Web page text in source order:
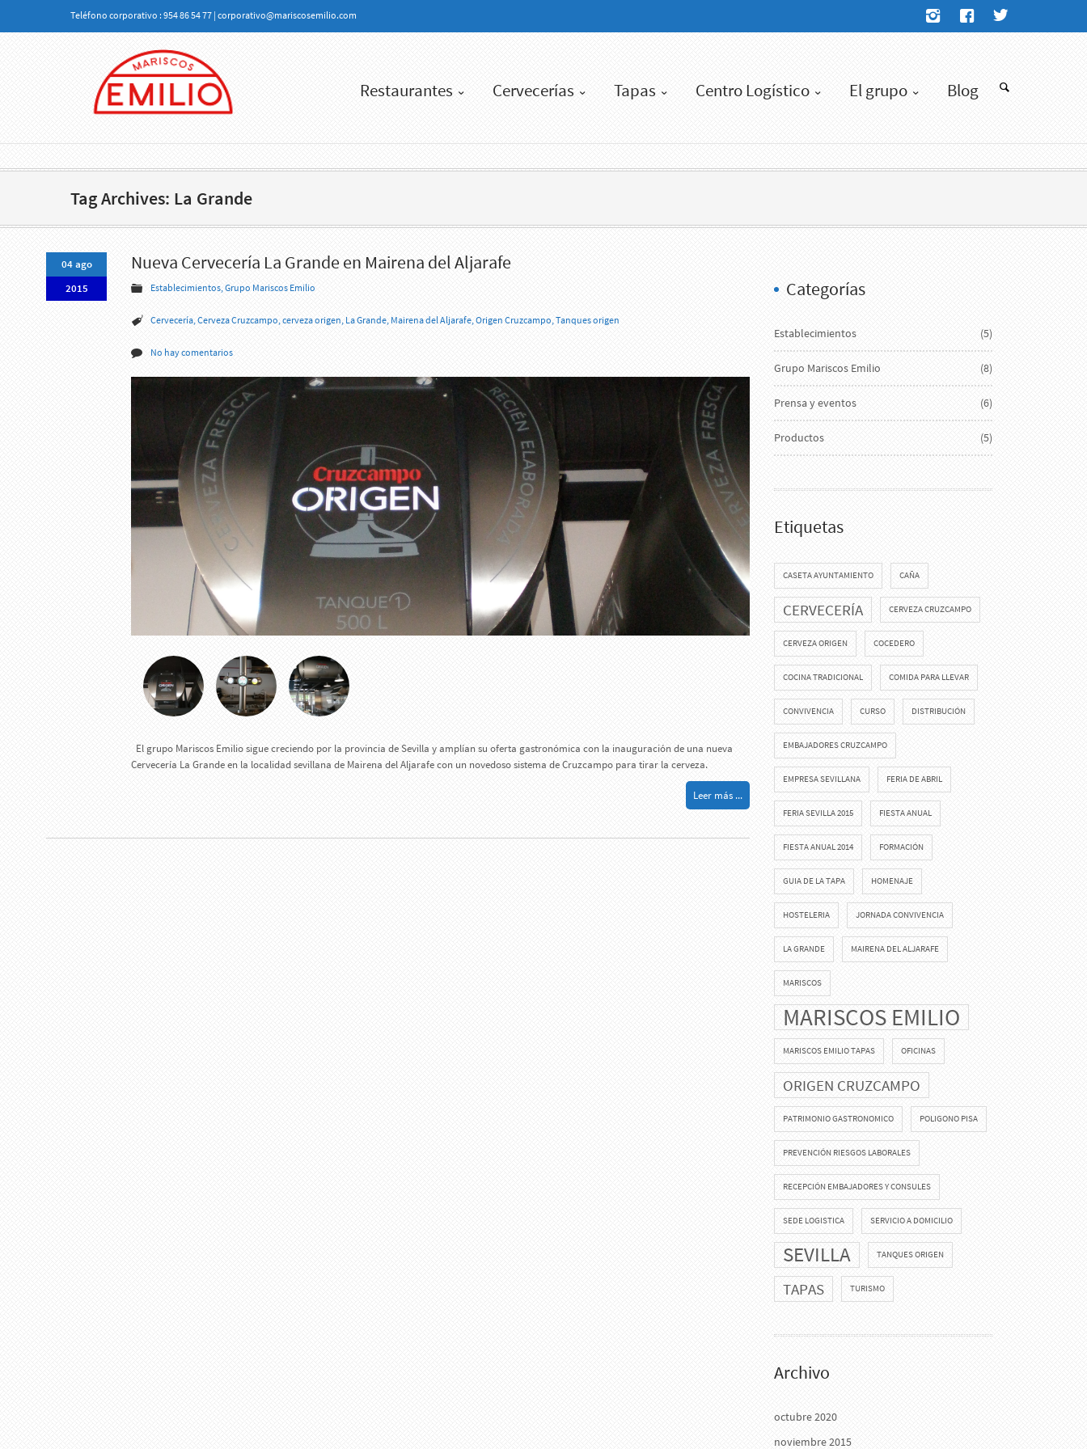
Teléfono corporativo : 954 86 54 77 | corporativo@mariscosemilio.com
Restaurantes Cervecerías Tapas Centro Logístico El grupo Blog
Tag Archives: La Grande
04 ago
2015
Nueva Cervecería La Grande en Mairena del Aljarafe
Establecimientos,Grupo Mariscos Emilio
Cervecería,Cerveza Cruzcampo,cerveza origen, La Grande, Mairena del Aljarafe,Origen Cruzcampo,Tanques origen
No hay comentarios
El grupo Mariscos Emilio sigue creciendo por la provincia de Sevilla y amplían su oferta gastronómica con la inauguración de una nueva
Cervecería La Grande en la localidad sevillana de Mairena del Aljarafe con un novedoso sistema de Cruzcampo para tirar la cerveza.
Leer más ...
Categorías
Establecimientos (5)
Grupo Mariscos Emilio (8)
Prensa y eventos (6)
Productos (5)
Etiquetas
CASETA AYUNTAMIENTO CAÑA
CERVECERÍA CERVEZA CRUZCAMPO
CERVEZA ORIGEN COCEDERO
COCINA TRADICIONAL COMIDA PARA LLEVAR
CONVIVENCIA CURSO DISTRIBUCIÓN
EMBAJADORES CRUZCAMPO
EMPRESA SEVILLANA FERIA DE ABRIL
FERIA SEVILLA 2015 FIESTA ANUAL
FIESTA ANUAL 2014 FORMACIÓN
GUIA DE LA TAPA HOMENAJE
HOSTELERIA JORNADA CONVIVENCIA
LA GRANDE MAIRENA DEL ALJARAFE
MARISCOS
MARISCOS EMILIO
MARISCOS EMILIO TAPAS OFICINAS
ORIGEN CRUZCAMPO
PATRIMONIO GASTRONOMICO POLIGONO PISA
PREVENCIÓN RIESGOS LABORALES
RECEPCIÓN EMBAJADORES Y CONSULES
SEDE LOGISTICA SERVICIO A DOMICILIO
SEVILLA TANQUES ORIGEN
TAPAS TURISMO
Archivo
octubre 2020
noviembre 2015